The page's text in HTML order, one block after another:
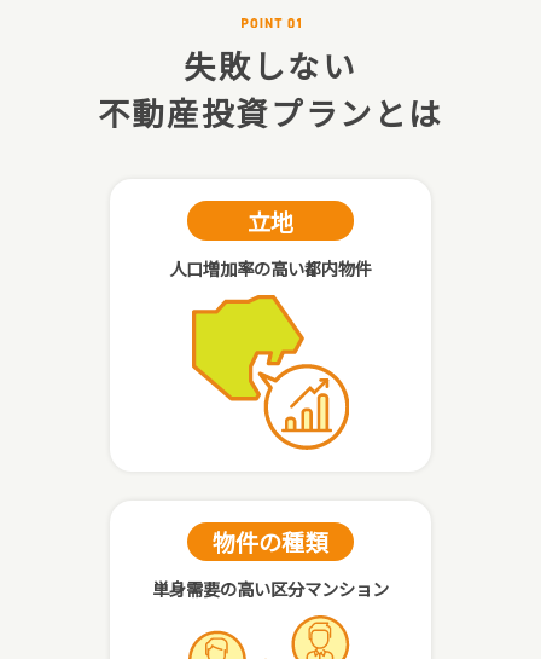
失敗しない
不動産投資プランとは
立地
人口増加率の高い都内物件
物件の種類
単身需要の高い区分マンション